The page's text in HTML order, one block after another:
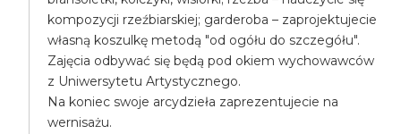
kompozycji rzeźbiarskiej; garderoba – zaprojektujecie
własną koszulkę metodą "od ogółu do szczegółu".
Zajęcia odbywać się będą pod okiem wychowawców
z Uniwersytetu Artystycznego.
Na koniec swoje arcydzieła zaprezentujecie na
wernisażu.